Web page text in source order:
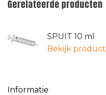
Gerelateerde producten
SPUIT 10 ml
Bekijk product
Informatie